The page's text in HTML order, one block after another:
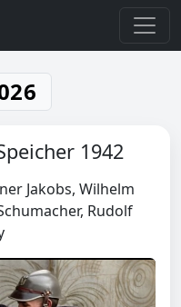
1942
Jakobs, Wilhelm
Rudolf